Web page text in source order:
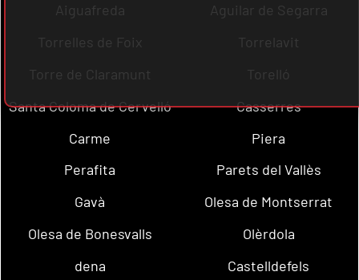
Aiguafreda
Aguilar de Segarra
Torrelles de Foix
Torrelavit
Torre de Claramunt
Torelló
Santa Coloma de Cervelló
Casserres
Carme
Piera
Perafita
Parets del Vallès
Gavà
Olesa de Montserrat
Olesa de Bonesvalls
Olèrdola
dena
Castelldefels